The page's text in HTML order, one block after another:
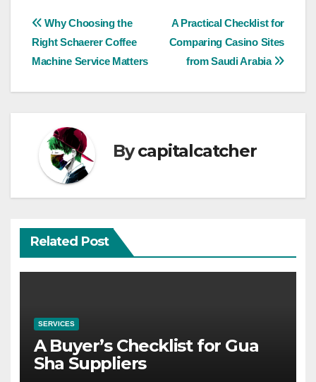
Post
navigation
A Practical Checklist for
Comparing Casino Sites
from Saudi Arabia
Why Choosing the
Right Schaerer Coffee
Machine Service Matters
Bycapitalcatcher
Related Post
SERVICES
A Buyer’s Checklist for Gua
Sha Suppliers